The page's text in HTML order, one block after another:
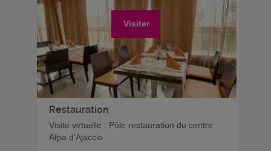
Visiter
Restauration
Visite virtuelle : Pôle restauration du centre
Afpa d'Ajaccio